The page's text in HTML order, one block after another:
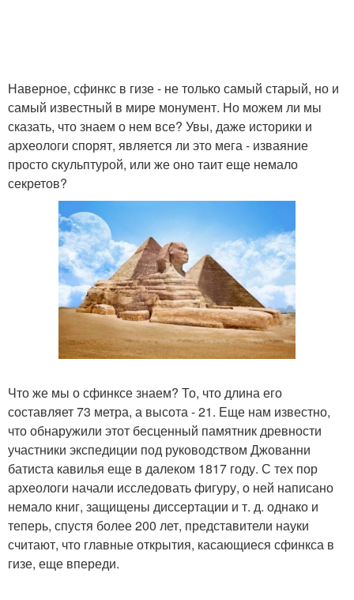
Наверное, сфинкс в гизе - не только самый старый, но и
самый известный в мире монумент. Но можем ли мы
сказать, что знаем о нем все? Увы, даже историки и
археологи спорят, является ли это мега - изваяние
просто скульптурой, или же оно таит еще немало
секретов?
Что же мы о сфинксе знаем? То, что длина его
составляет 73 метра, а высота - 21. Еще нам известно,
что обнаружили этот бесценный памятник древности
участники экспедиции под руководством Джованни
батиста кавилья еще в далеком 1817 году. С тех пор
археологи начали исследовать фигуру, о ней написано
немало книг, защищены диссертации и т. д. однако и
теперь, спустя более 200 лет, представители науки
считают, что главные открытия, касающиеся сфинкса в
гизе, еще впереди.